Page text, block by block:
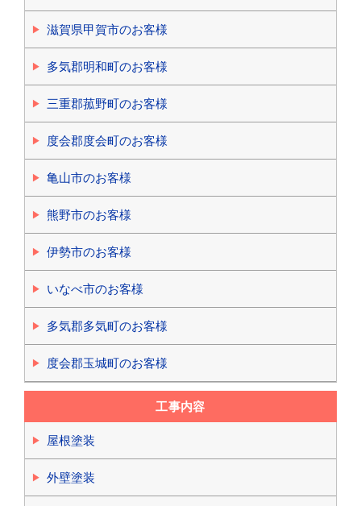
滋賀県甲賀市のお客様
多気郡明和町のお客様
三重郡菰野町のお客様
度会郡度会町のお客様
亀山市のお客様
熊野市のお客様
伊勢市のお客様
いなべ市のお客様
多気郡多気町のお客様
度会郡玉城町のお客様
工事内容
屋根塗装
外壁塗装